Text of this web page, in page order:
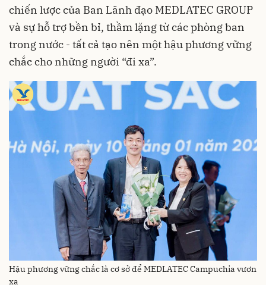
chiến lược của Ban Lãnh đạo MEDLATEC GROUP
và sự hỗ trợ bền bỉ, thầm lặng từ các phòng ban
trong nước - tất cả tạo nên một hậu phương vững
chắc cho những người “đi xa”.
Hậu phương vững chắc là cơ sở để MEDLATEC Campuchia vươn
xa